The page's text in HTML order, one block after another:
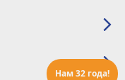
Нам 32 года!